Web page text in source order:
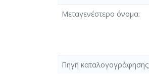
Μεταγενέστερο όνομα
Πηγή καταλογογράφησης